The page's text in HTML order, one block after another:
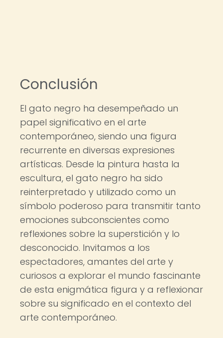
Conclusión
El gato negro ha desempeñado un
papel significativo en el arte
contemporáneo, siendo una figura
recurrente en diversas expresiones
artísticas. Desde la pintura hasta la
escultura, el gato negro ha sido
reinterpretado y utilizado como un
símbolo poderoso para transmitir tanto
emociones subconscientes como
reflexiones sobre la superstición y lo
desconocido. Invitamos a los
espectadores, amantes del arte y
curiosos a explorar el mundo fascinante
de esta enigmática figura y a reflexionar
sobre su significado en el contexto del
arte contemporáneo.